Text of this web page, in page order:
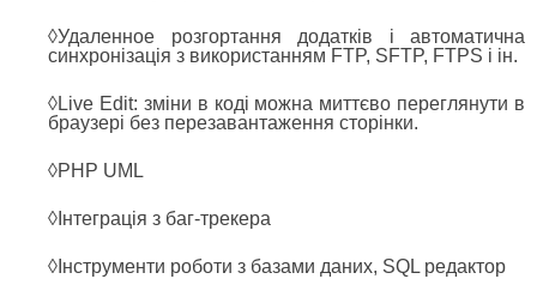
◊Удаленное розгортання додатків і автоматична
синхронізація з використанням FTP, SFTP, FTPS і ін.
◊Live Edit: зміни в коді можна миттєво переглянути в
браузері без перезавантаження сторінки.
◊PHP UML
◊Інтеграція з баг-трекера
◊Інструменти роботи з базами даних, SQL редактор